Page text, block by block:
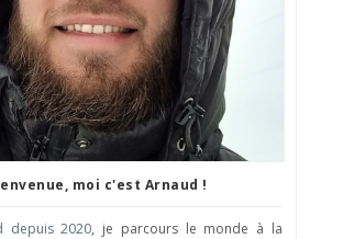
moi c'est Arnaud !
depuis 2020, je parcours le monde à la